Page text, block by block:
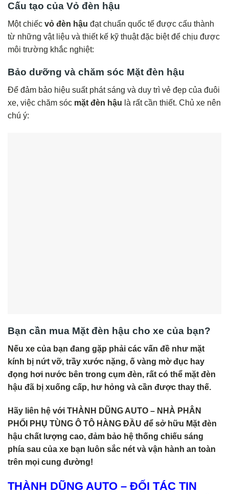
Cấu tạo của Vỏ đèn hậu
Một chiếc vỏ đèn hậu đạt chuẩn quốc tế được cấu thành
từ những vật liệu và thiết kế kỹ thuật đặc biệt để chịu được
môi trường khắc nghiệt:
Bảo dưỡng và chăm sóc Mặt đèn hậu
Để đảm bảo hiệu suất phát sáng và duy trì vẻ đẹp của đuôi
xe, việc chăm sóc mặt đèn hậu là rất cần thiết. Chủ xe nên
chú ý:
Bạn cần mua Mặt đèn hậu cho xe của bạn?
Nếu xe của bạn đang gặp phải các vấn đề như mặt
kính bị nứt vỡ, trầy xước nặng, ố vàng mờ đục hay
đọng hơi nước bên trong cụm đèn, rất có thể mặt đèn
hậu đã bị xuống cấp, hư hỏng và cần được thay thế.
Hãy liên hệ với THÀNH DŨNG AUTO – NHÀ PHÂN
PHỐI PHỤ TÙNG Ô TÔ HÀNG ĐẦU để sở hữu Mặt đèn
hậu chất lượng cao, đảm bảo hệ thống chiếu sáng
phía sau của xe bạn luôn sắc nét và vận hành an toàn
trên mọi cung đường!
THÀNH DŨNG AUTO – ĐỐI TÁC TIN